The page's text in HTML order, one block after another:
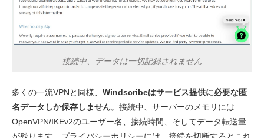
接続中、データは一切記録されません
多くの一流VPNと同様、 Windscribeはサービス提供に必要な匿
名データしか保存しません。接続中、サーバーのメモリには
OpenVPN/IKEv2のユーザー名、接続時間、そしてデータ転送量